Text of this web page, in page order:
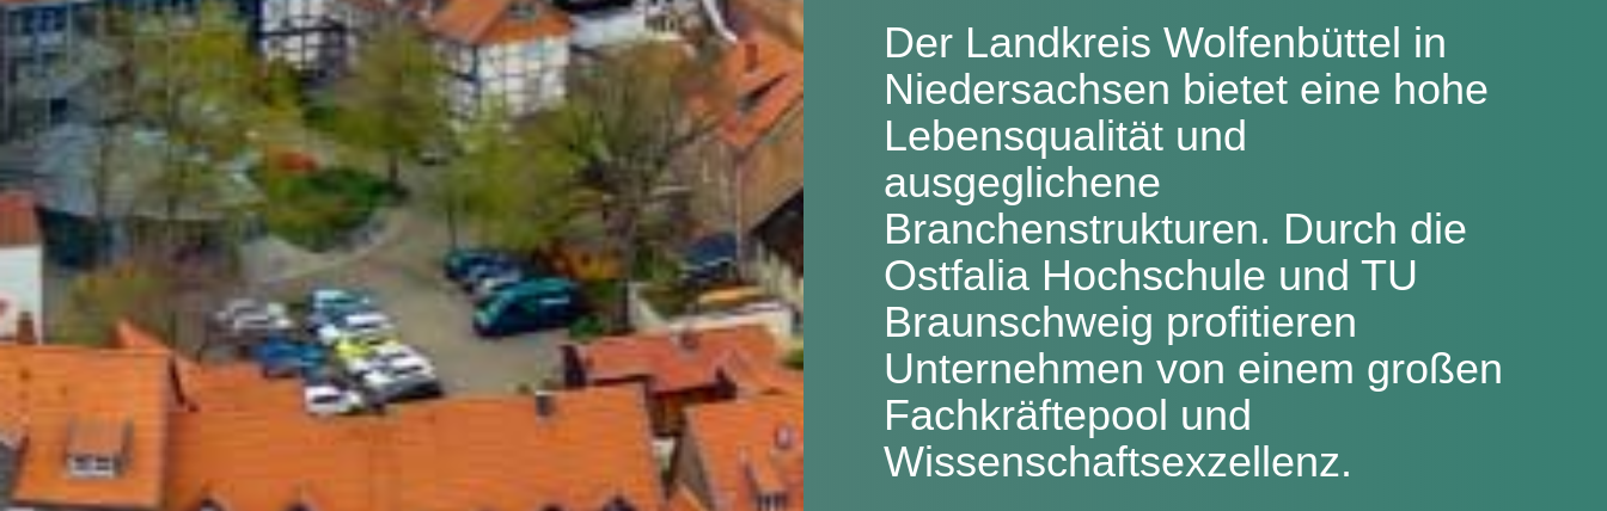
Der Landkreis Wolfenbüttel in
Niedersachsen bietet eine hohe
Lebensqualität und
ausgeglichene
Branchenstrukturen. Durch die
Ostfalia Hochschule und TU
Braunschweig profitieren
Unternehmen von einem großen
Fachkräftepool und
Wissenschaftsexzellenz.